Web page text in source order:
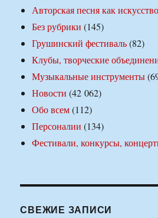
Авторская песня как искусство
Без рубрики (145)
Грушинский фестиваль(82)
Клубы, творческие
Музыкальные инструменты
Новости (42 062)
Обо всем(112)
Персоналии (134)
Фестивали, конкурсы,
СВЕЖИЕ ЗАПИСИ